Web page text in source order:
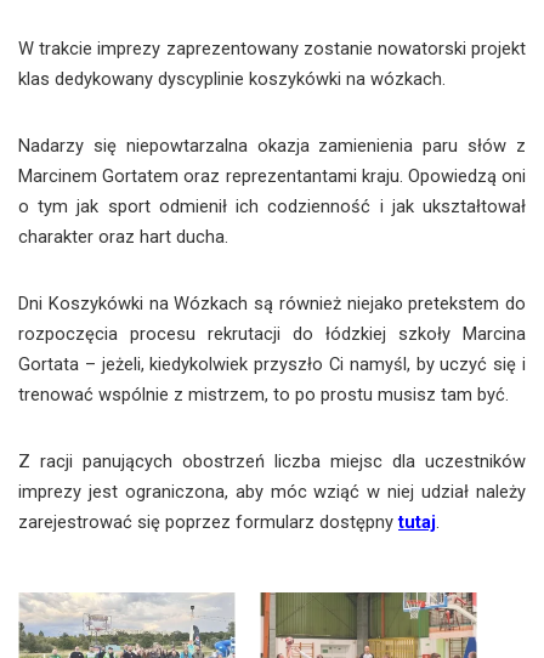
W trakcie imprezy zaprezentowany zostanie nowatorski projekt
klas dedykowany dyscyplinie koszykówki na wózkach.
Nadarzy się niepowtarzalna okazja zamienienia paru słów z
Marcinem Gortatem oraz reprezentantami kraju. Opowiedzą oni
o tym jak sport odmienił ich codzienność i jak ukształtował
charakter oraz hart ducha.
Dni Koszykówki na Wózkach są również niejako pretekstem do
rozpoczęcia procesu rekrutacji do łódzkiej szkoły Marcina
Gortata – jeżeli, kiedykolwiek przyszło Ci namyśl, by uczyć się i
trenować wspólnie z mistrzem, to po prostu musisz tam być.
Z racji panujących obostrzeń liczba miejsc dla uczestników
imprezy jest ograniczona, aby móc wziąć w niej udział należy
zarejestrować się poprzez formularz dostępnytutaj.